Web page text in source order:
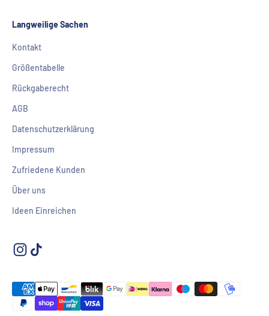
Langweilige Sachen
Kontakt
Größentabelle
Rückgaberecht
AGB
Datenschutzerklärung
Impressum
Zufriedene Kunden
Über uns
Ideen Einreichen